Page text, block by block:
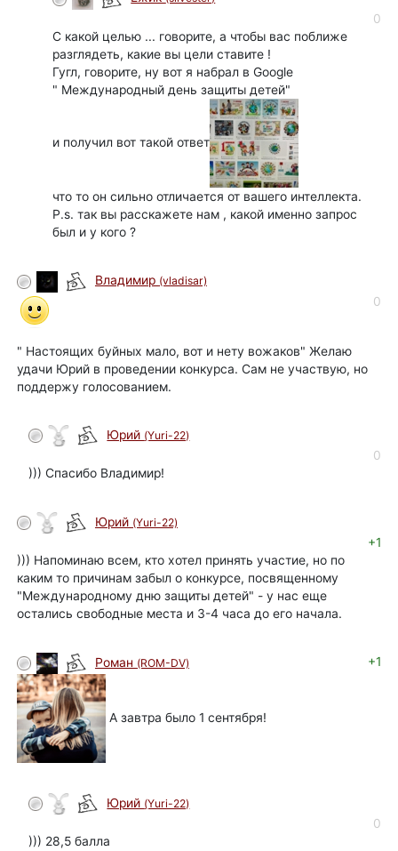
0
С какой целью ... говорите, а чтобы вас поближе
разглядеть, какие вы цели ставите !
Гугл, говорите, ну вот я набрал в Google
" Международный день защиты детей"
и получил вот такой ответ
что то он сильно отличается от вашего интеллекта.
P.s. так вы расскажете нам , какой именно запрос
был и у кого ?
Владимир (vladisar)
0
" Настоящих буйных мало, вот и нету вожаков" Желаю
удачи Юрий в проведении конкурса. Сам не участвую, но
поддержу голосованием.
Юрий (Yuri-22)
0
))) Спасибо Владимир!
Юрий (Yuri-22)
+1
))) Напоминаю всем, кто хотел принять участие, но по
каким то причинам забыл о конкурсе, посвященному
"Международному дню защиты детей" - у нас еще
остались свободные места и 3-4 часа до его начала.
Роман (ROM-DV) +1
А завтра было 1 сентября!
Юрий (Yuri-22)
0
))) 28,5 балла